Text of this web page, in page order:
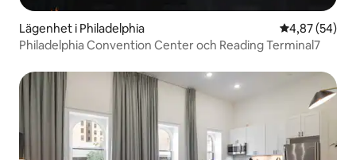
Lägenhet i Philadelphia 4,87 av 5 i
4,87 (54)
Philadelphia Convention Center och Reading Terminal7